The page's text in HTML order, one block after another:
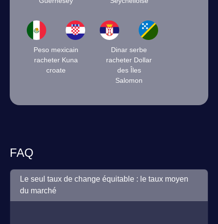
Peso mexicain
racheter Kuna
croate
Dinar serbe
racheter Dollar
des Îles
Salomon
FAQ
Le seul taux de change équitable : le taux moyen
du marché